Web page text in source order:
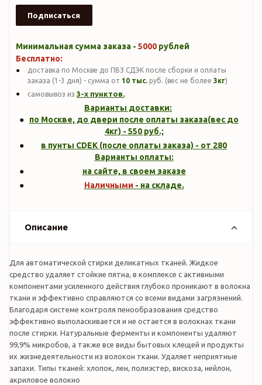
Подписаться
Минимальная сумма заказа - 5000 рублей
Бесплатно:
доставка по Москве до ПВЗ СДЭК после сборки и оплаты
заказа (1-3 дня) - сумма от 10 тыс. руб. (вес не более 3кг)
самовывоз из 3-х пунктов.
Варианты доставки:
по Москве, до двери после оплаты заказа(вес до
4кг) - 550руб.;
в пунты CDEK (после оплаты заказа) - от 280
Варианты оплаты:
на сайте, в своем заказе
Наличными - на складе.
Описание
Для автоматической стирки деликатных тканей. Жидкое
средство удаляет стойкие пятна, в комплексе с активными
компонентами усиленного действия глубоко проникают в волокна
ткани и эффективно справляются со всеми видами загрязнений.
Благодаря системе контроля пенообразования средство
эффективно выполаскивается и не остается в волокнах ткани
после стирки. Натуральные ферменты и компоненты удаляют
99,9% микробов, а также все виды бытовых клещей и продукты
их жизнедеятельности из волокон ткани. Удаляет неприятные
запахи. Типы тканей: хлопок, лен, полиэстер, вискоза, нейлон,
акриловое волокно